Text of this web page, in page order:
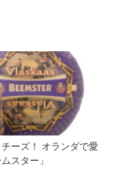
ーズ！ オランダで愛
スター」